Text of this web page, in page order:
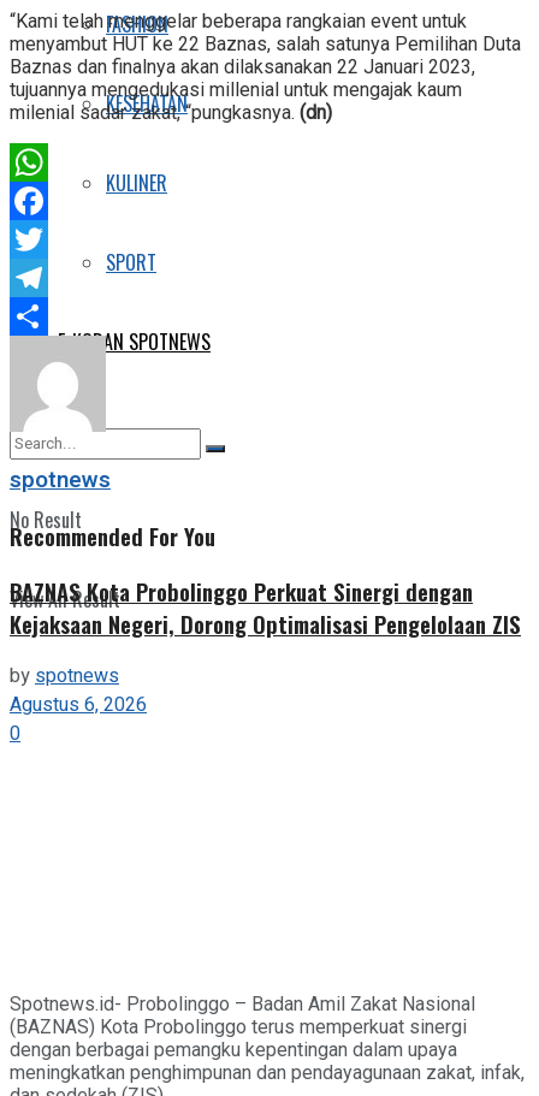
FASHION
KESEHATAN
KULINER
SPORT
E-KORAN SPOTNEWS
No Result
View All Result
“Kami telah menggelar beberapa rangkaian event untuk
menyambut HUT ke 22 Baznas, salah satunya Pemilihan Duta
Baznas dan finalnya akan dilaksanakan 22 Januari 2023,
tujuannya mengedukasi millenial untuk mengajak kaum
milenial sadar zakat, “pungkasnya. (dn)
WhatsApp
Facebook
Twitter
Telegram
Share
spotnews
Recommended For You
BAZNAS Kota Probolinggo Perkuat Sinergi dengan
Kejaksaan Negeri, Dorong Optimalisasi Pengelolaan ZIS
byspotnews
Agustus 6, 2026
0
Spotnews.id- Probolinggo – Badan Amil Zakat Nasional
(BAZNAS) Kota Probolinggo terus memperkuat sinergi
dengan berbagai pemangku kepentingan dalam upaya
meningkatkan penghimpunan dan pendayagunaan zakat, infak,